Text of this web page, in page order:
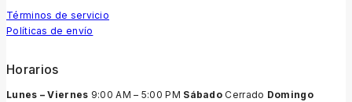
Términos de servicio
Políticas de envío
Horarios
Lunes – Viernes 9:00 AM – 5:00 PM Sábado Cerrado Domingo